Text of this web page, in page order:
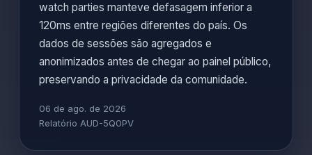
watch parties manteve defasagem inferior a
120ms entre regiões diferentes do país. Os
dados de sessões são agregados e
anonimizados antes de chegar ao painel público,
preservando a privacidade da comunidade.
06 de ago. de 2026
Relatório AUD-5Q0PV